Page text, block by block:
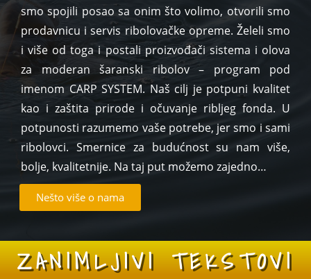
smo spojili posao sa onim što volimo, otvorili smo
prodavnicu i servis ribolovačke opreme. Želeli smo
i više od toga i postali proizvođači sistema i olova
za moderan šaranski ribolov – program pod
imenom CARP SYSTEM. Naš cilj je potpuni kvalitet
kao i zaštita prirode i očuvanje ribljeg fonda. U
potpunosti razumemo vaše potrebe, jer smo i sami
ribolovci. Smernice za budućnost su nam više,
bolje, kvalitetnije. Na taj put možemo zajedno…
Nešto više o nama
ZANIMLJIVI TEKSTOVI